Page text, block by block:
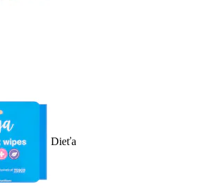
Dieťa